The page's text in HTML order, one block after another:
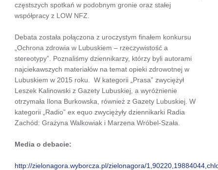
częstszych spotkań w podobnym gronie oraz stałej
współpracy z LOW NFZ.
Debata została połączona z uroczystym finałem konkursu
„Ochrona zdrowia w Lubuskiem – rzeczywistość a
stereotypy”. Poznaliśmy dziennikarzy, którzy byli autorami
najciekawszych materiałów na temat opieki zdrowotnej w
Lubuskiem w 2015 roku. W kategorii „Prasa” zwyciężył
Leszek Kalinowski z Gazety Lubuskiej, a wyróżnienie
otrzymała Ilona Burkowska, również z Gazety Lubuskiej. W
kategorii „Radio” ex equo zwyciężyły dziennikarki Radia
Zachód: Grażyna Walkowiak i Marzena Wróbel-Szała.
Media o debacie:
http://zielonagora.wyborcza.pl/zielonagora/